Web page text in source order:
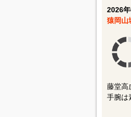
2026
猿岡山
藤堂高